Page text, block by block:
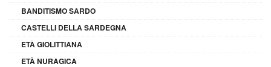
BANDITISMO SARDO
CASTELLI DELLA SARDEGNA
ETÀ GIOLITTIANA
ETÀ NURAGICA